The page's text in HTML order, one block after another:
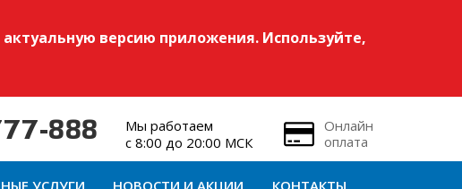
версию приложения. Используйте,
888
Мы работаем
с 8:00 до 20:00 МСК
Онлайн
оплата
УСЛУГИ НОВОСТИ И АКЦИИ КОНТАКТЫ